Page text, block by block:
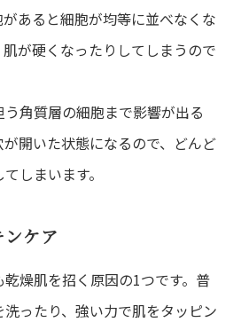
あると細胞が均等に並べなくな
が硬くなったりしてしまうので
角質層の細胞まで影響が出る
開いた状態になるので、どんど
しまいます。
ケア
燥肌を招く原因の1つです。普
ったり、強い力で肌をタッピン